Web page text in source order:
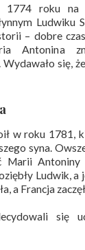
1774 roku na
Ludwiku
– dobre
Antonina
się,
w roku 1781,
syna.
Marii
Ludwik,
a Francja
się